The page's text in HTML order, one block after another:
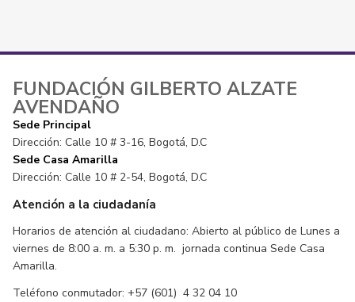
FUNDACIÓN GILBERTO ALZATE
AVENDAÑO
Sede Principal
Dirección: Calle 10 # 3-16, Bogotá, D.C
Sede Casa Amarilla
Dirección: Calle 10 # 2-54, Bogotá, D.C
Atención a la ciudadanía
Horarios de atención al ciudadano: Abierto al público de Lunes a
viernes de 8:00 a. m. a 5:30 p. m. jornada continua Sede Casa
Amarilla.
Teléfono conmutador: +57 (601) 4 32 04 10